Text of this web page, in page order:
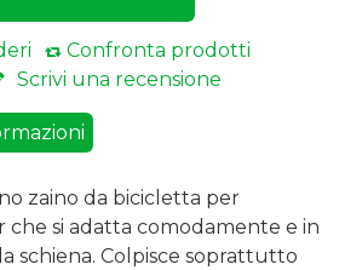
Confronta prodotti
Scrivi una recensione
zaino da bicicletta per
che si adatta comodamente e in
schiena. Colpisce soprattutto